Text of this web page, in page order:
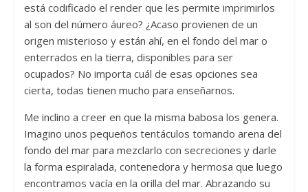
está codificado el render que les permite imprimirlos
al son del número áureo? ¿Acaso provienen de un
origen misterioso y están ahí, en el fondo del mar o
enterrados en la tierra, disponibles para ser
ocupados? No importa cuál de esas opciones sea
cierta, todas tienen mucho para enseñarnos.
Me inclino a creer en que la misma babosa los genera.
Imagino unos pequeños tentáculos tomando arena del
fondo del mar para mezclarlo con secreciones y darle
la forma espiralada, contenedora y hermosa que luego
encontramos vacía en la orilla del mar. Abrazando su